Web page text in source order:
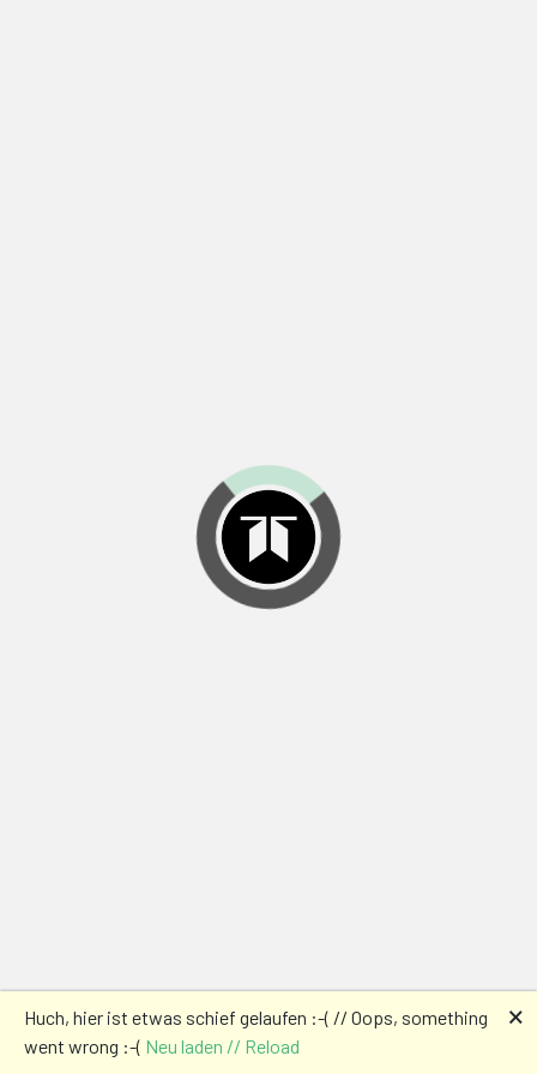
Huch, hier ist etwas schief gelaufen :-( // Oops, something
went wrong :-( Neu laden // Reload
🗙